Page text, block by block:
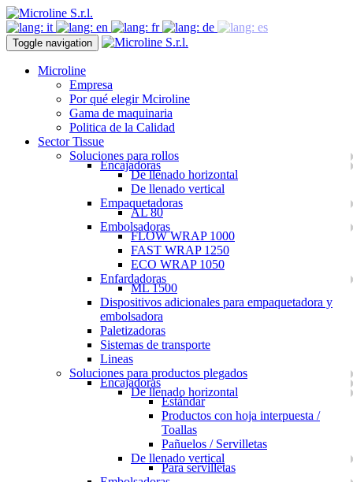
Toggle navigation
Microline
Empresa
Por qué elegir Mciroline
Gama de maquinaria
Politica de la Calidad
Sector Tissue
Soluciones para rollos
Encajadoras
De llenado horizontal
De llenado vertical
Empaquetadoras
AL 80
Embolsadoras
FLOW WRAP 1000
FAST WRAP 1250
ECO WRAP 1050
Enfardadoras
ML 1500
Dispositivos adicionales para empaquetadora y
embolsadora
Paletizadoras
Sistemas de transporte
Lineas
Soluciones para productos plegados
Encajadoras
De llenado horizontal
Estándar
Productos con hoja interpuesta /
Toallas
Pañuelos / Servilletas
De llenado vertical
Para servilletas